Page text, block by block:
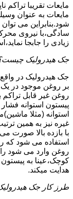
مایعات تقریبا
مایعات به عنوان
شود.بنابراین می
سادگی،با نیروی
زیادی را جابجا
جک هیدرولیک
جک هیدرولیک در
بر روغن موجود در
روغن غیر قابل تراکم
پیستون استوانه
استوانه (مثلا
غیره نیز به همین
با بازده بالا صورت
استفاده می شود که
روغن وارد می شود
کوچک،عینا به
هدایت میکند.
طرز کار جک